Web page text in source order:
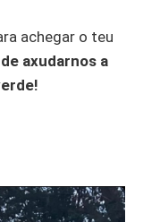
achegar o teu
axudarnos a